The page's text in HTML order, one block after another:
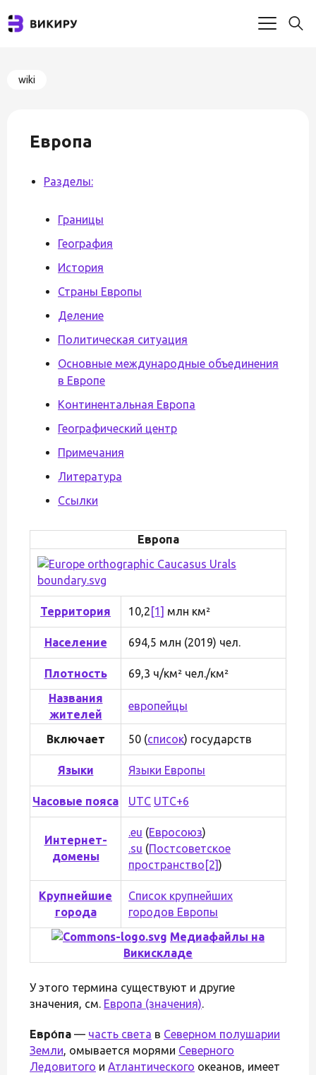
wiki
Европа
Разделы:
Границы
География
История
Страны Европы
Деление
Политическая ситуация
Основные международные объединения
в Европе
Континентальная Европа
Географический центр
Примечания
Литература
Ссылки
Европа
Территория 10,2 [1] млн км²
Население 694,5 млн (2019) чел.
Плотность
69,3 ч/км² чел./км²
Названия
жителей
европейцы
Включает 50 (список) государств
Языки Языки Европы
Часовые пояса UTC UTC+6
Интернет-
домены
.eu (Евросоюз)
.su (Постсоветское
пространство [2])
Крупнейшие
города
Список крупнейших
городов Европы
Медиафайлы на
Викискладе
У этого термина существуют и другие
значения, см. Европа (значения).
Евро́па — часть света в Северном полушарии
Земли, омывается морями Северного
Ледовитого и Атлантического океанов, имеет